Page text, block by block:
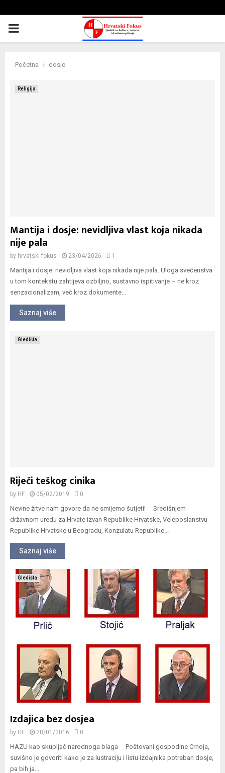
PRIMARY
Početna dosje
Religija
Mantija i dosje: nevidljiva vlast koja nikada
nije pala
by hrvatski-fokus 23/04/2026 1
Mantija i dosje: nevidljiva vlast koja nikada nije pala. Uloga svećenstva
u tom kontekstu zahtijeva ozbiljno, sustavno ispitivanje – ne kroz
senzacionalizam, već kroz dokumente...
Saznaj više
Gledišta
Riječi teškog cinika
by HF 05/02/2019 0
Nevine žrtve nam govore da ne smijemo šutjeti! Središnjem
državnom uredu za Hrvate izvan Republike Hrvatske, Veleposlanstvu
Republike Hrvatske u Beogradu, Konzulatu Republike...
Saznaj više
Gledišta
Izdajica bez dosjea
by HF 28/01/2016 0
HAZU kao skupljač narodnoga blaga Poštovani gospodine Crnoja,
suvišno je govoriti kako je za lustraciju i listu izdajnika potreban dosje,
pa bih ja...